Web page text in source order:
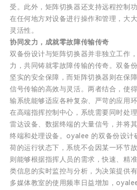
受。此外，矩阵切换器还支持远程控制
在任何地方对设备进行操作和管理，大
灵活性。
协同发力，成就零故障传输传奇
双备份设计与矩阵切换器并非独立工作
力，共同铸就零故障传输的传奇。双备
坚实的安全保障，而矩阵切换器则在保
信号传输的高效与灵活。两者结合，使
输系统能够适应各种复杂、严苛的应用环
在高端指挥控制中心，系统需要同时处
雷达设备、数据终端的大量信号，并将
终端和处理设备。oyalee 的双备份设计
荷的运行状态下，系统不会因某一环节
则能够根据指挥人员的需求，快速、精
类信息的实时监控与分析，为决策提供
多媒体教室的使用频率日益增加，